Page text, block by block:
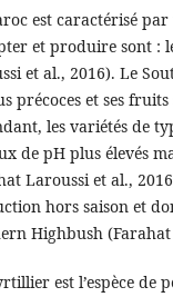
est caractérisé
et produire sont :
et al., 2016). Le
précoces et ses
les variétés de
de pH plus élevés
Laroussi et al.,
hors saison et
Highbush
est l’espèce de